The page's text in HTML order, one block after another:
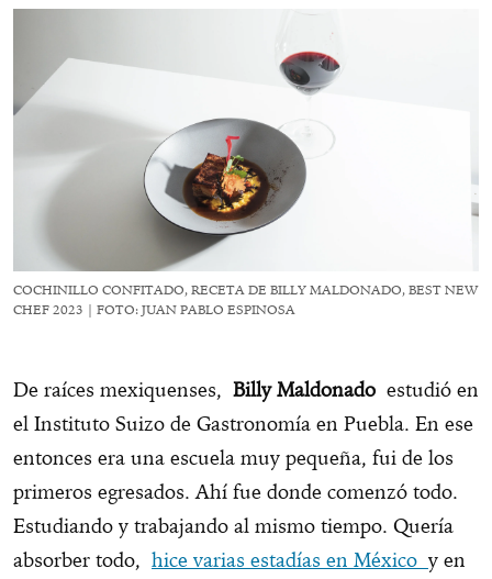
COCHINILLO CONFITADO, RECETA DE BILLY MALDONADO, BEST NEW
CHEF 2023 | FOTO: JUAN PABLO ESPINOSA
De raíces mexiquenses, Billy Maldonado estudió en
el Instituto Suizo de Gastronomía en Puebla. En ese
entonces era una escuela muy pequeña, fui de los
primeros egresados. Ahí fue donde comenzó todo.
Estudiando y trabajando al mismo tiempo. Quería
absorber todo, hice varias estadías en México y en